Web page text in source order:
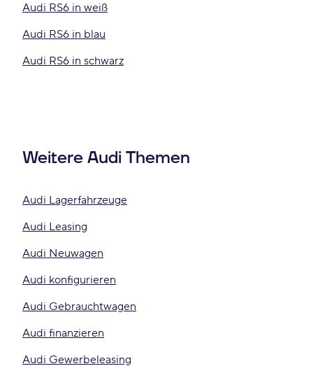
Audi RS6 in weiß
Audi RS6 in blau
Audi RS6 in schwarz
Weitere Audi Themen
Audi Lagerfahrzeuge
Audi Leasing
Audi Neuwagen
Audi konfigurieren
Audi Gebrauchtwagen
Audi finanzieren
Audi Gewerbeleasing